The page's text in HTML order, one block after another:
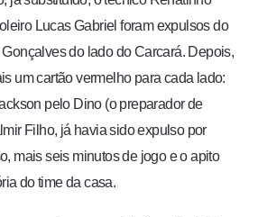
Lucas Gabriel foram expulsos do
do lado do Carcará. Depois,
um cartão vermelho para cada lado:
pelo Dino (o preparador de
Filho, já havia sido expulso por
mais seis minutos de jogo e o apito
do time da casa.